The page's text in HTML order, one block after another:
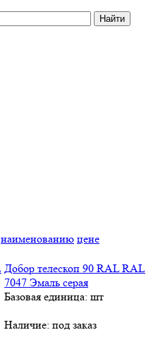
наименованию цене
Добор телескоп 90 RAL RAL
7047 Эмаль серая
Базовая единица: шт
Наличие: под заказ